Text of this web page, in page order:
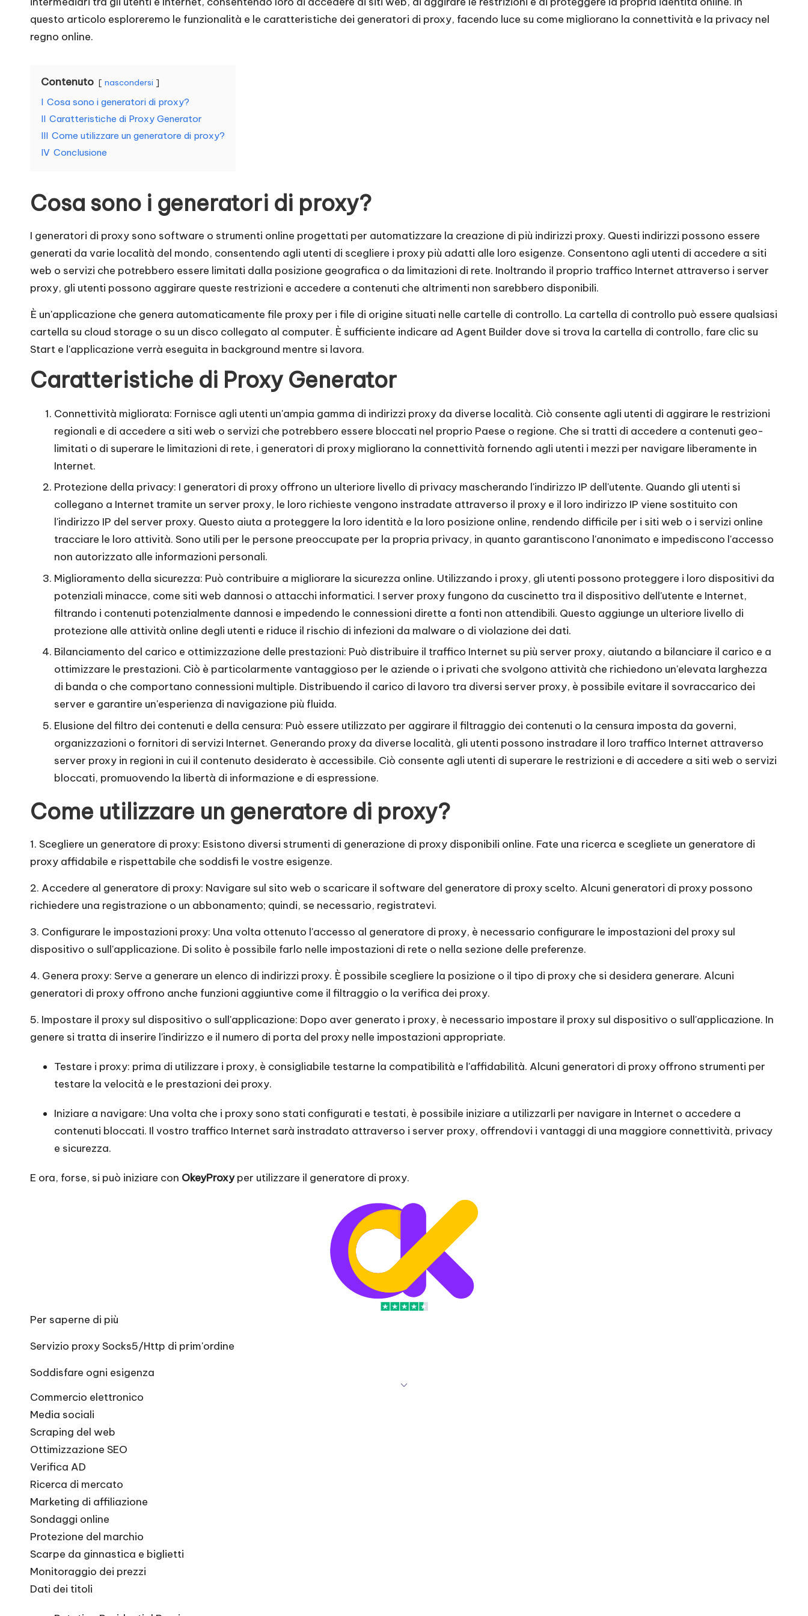
n
i
e
si
g
e
z
a
[
P
r
o
v
a
g
a
O
y
o
x
y
questo articolo esploreremo le funzionalità e le caratteristiche dei generatori di proxy, facendo luce su come migliorano la connettività e la privacy nel
regno online.
Contenuto nascondersi
I Cosa sono i generatori di proxy?
II Caratteristiche di Proxy Generator
III Come utilizzare un generatore di proxy?
IV Conclusione
Cosa sono i generatori di proxy?
I generatori di proxy sono software o strumenti online progettati per automatizzare la creazione di più indirizzi proxy. Questi indirizzi possono essere
generati da varie località del mondo, consentendo agli utenti di scegliere i proxy più adatti alle loro esigenze. Consentono agli utenti di accedere a siti
web o servizi che potrebbero essere limitati dalla posizione geografica o da limitazioni di rete. Inoltrando il proprio traffico Internet attraverso i server
proxy, gli utenti possono aggirare queste restrizioni e accedere a contenuti che altrimenti non sarebbero disponibili.
È un'applicazione che genera automaticamente file proxy per i file di origine situati nelle cartelle di controllo. La cartella di controllo può essere qualsiasi
cartella su cloud storage o su un disco collegato al computer. È sufficiente indicare ad Agent Builder dove si trova la cartella di controllo, fare clic su
Start e l'applicazione verrà eseguita in background mentre si lavora.
Caratteristiche di Proxy Generator
Connettività migliorata: Fornisce agli utenti un'ampia gamma di indirizzi proxy da diverse località. Ciò consente agli utenti di aggirare le restrizioni
regionali e di accedere a siti web o servizi che potrebbero essere bloccati nel proprio Paese o regione. Che si tratti di accedere a contenuti geo-
limitati o di superare le limitazioni di rete, i generatori di proxy migliorano la connettività fornendo agli utenti i mezzi per navigare liberamente in
Internet.
Protezione della privacy: I generatori di proxy offrono un ulteriore livello di privacy mascherando l'indirizzo IP dell'utente. Quando gli utenti si
collegano a Internet tramite un server proxy, le loro richieste vengono instradate attraverso il proxy e il loro indirizzo IP viene sostituito con
l'indirizzo IP del server proxy. Questo aiuta a proteggere la loro identità e la loro posizione online, rendendo difficile per i siti web o i servizi online
tracciare le loro attività. Sono utili per le persone preoccupate per la propria privacy, in quanto garantiscono l'anonimato e impediscono l'accesso
non autorizzato alle informazioni personali.
Miglioramento della sicurezza: Può contribuire a migliorare la sicurezza online. Utilizzando i proxy, gli utenti possono proteggere i loro dispositivi da
potenziali minacce, come siti web dannosi o attacchi informatici. I server proxy fungono da cuscinetto tra il dispositivo dell'utente e Internet,
filtrando i contenuti potenzialmente dannosi e impedendo le connessioni dirette a fonti non attendibili. Questo aggiunge un ulteriore livello di
protezione alle attività online degli utenti e riduce il rischio di infezioni da malware o di violazione dei dati.
Bilanciamento del carico e ottimizzazione delle prestazioni: Può distribuire il traffico Internet su più server proxy, aiutando a bilanciare il carico e a
ottimizzare le prestazioni. Ciò è particolarmente vantaggioso per le aziende o i privati che svolgono attività che richiedono un'elevata larghezza
di banda o che comportano connessioni multiple. Distribuendo il carico di lavoro tra diversi server proxy, è possibile evitare il sovraccarico dei
server e garantire un'esperienza di navigazione più fluida.
Elusione del filtro dei contenuti e della censura: Può essere utilizzato per aggirare il filtraggio dei contenuti o la censura imposta da governi,
organizzazioni o fornitori di servizi Internet. Generando proxy da diverse località, gli utenti possono instradare il loro traffico Internet attraverso
server proxy in regioni in cui il contenuto desiderato è accessibile. Ciò consente agli utenti di superare le restrizioni e di accedere a siti web o servizi
bloccati, promuovendo la libertà di informazione e di espressione.
Come utilizzare un generatore di proxy?
1. Scegliere un generatore di proxy: Esistono diversi strumenti di generazione di proxy disponibili online. Fate una ricerca e scegliete un generatore di
proxy affidabile e rispettabile che soddisfi le vostre esigenze.
2. Accedere al generatore di proxy: Navigare sul sito web o scaricare il software del generatore di proxy scelto. Alcuni generatori di proxy possono
richiedere una registrazione o un abbonamento; quindi, se necessario, registratevi.
3. Configurare le impostazioni proxy: Una volta ottenuto l'accesso al generatore di proxy, è necessario configurare le impostazioni del proxy sul
dispositivo o sull'applicazione. Di solito è possibile farlo nelle impostazioni di rete o nella sezione delle preferenze.
4. Genera proxy: Serve a generare un elenco di indirizzi proxy. È possibile scegliere la posizione o il tipo di proxy che si desidera generare. Alcuni
generatori di proxy offrono anche funzioni aggiuntive come il filtraggio o la verifica dei proxy.
5. Impostare il proxy sul dispositivo o sull'applicazione: Dopo aver generato i proxy, è necessario impostare il proxy sul dispositivo o sull'applicazione. In
genere si tratta di inserire l'indirizzo e il numero di porta del proxy nelle impostazioni appropriate.
Testare i proxy: prima di utilizzare i proxy, è consigliabile testarne la compatibilità e l'affidabilità. Alcuni generatori di proxy offrono strumenti per
testare la velocità e le prestazioni dei proxy.
Iniziare a navigare: Una volta che i proxy sono stati configurati e testati, è possibile iniziare a utilizzarli per navigare in Internet o accedere a
contenuti bloccati. Il vostro traffico Internet sarà instradato attraverso i server proxy, offrendovi i vantaggi di una maggiore connettività, privacy
e sicurezza.
E ora, forse, si può iniziare con OkeyProxyper utilizzare il generatore di proxy.
Per saperne di più
Servizio proxy Socks5/Http di prim'ordine
Soddisfare ogni esigenza
Commercio elettronico
Media sociali
Scraping del web
Ottimizzazione SEO
Verifica AD
Ricerca di mercato
Marketing di affiliazione
Sondaggi online
Protezione del marchio
Scarpe da ginnastica e biglietti
Monitoraggio dei prezzi
Dati dei titoli